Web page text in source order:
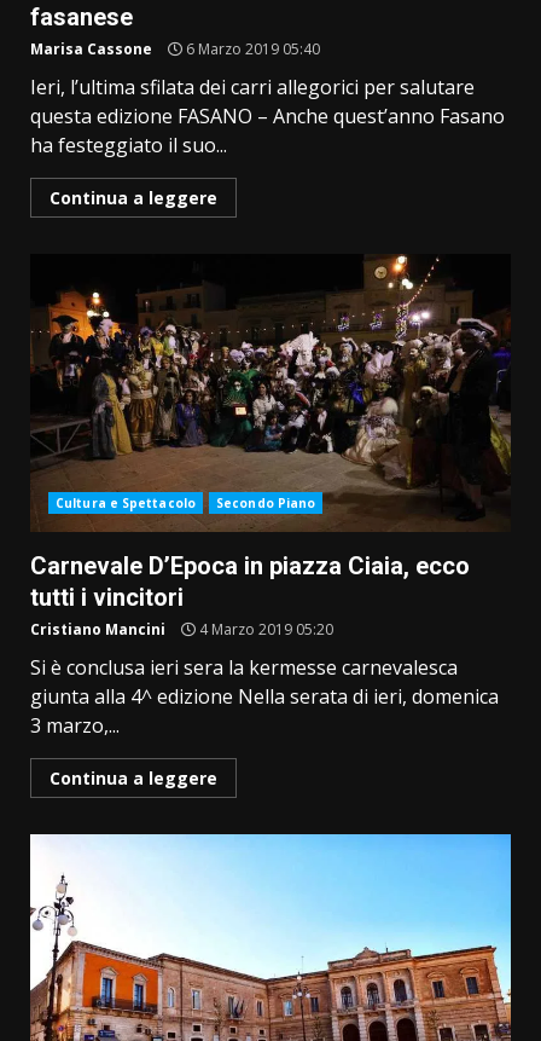
fasanese
Marisa Cassone 6 Marzo 2019 05:40
Ieri, l’ultima sfilata dei carri allegorici per salutare
questa edizione FASANO – Anche quest’anno Fasano
ha festeggiato il suo...
Continua a leggere
Cultura e Spettacolo Secondo Piano
Carnevale D’Epoca in piazza Ciaia, ecco
tutti i vincitori
Cristiano Mancini 4 Marzo 2019 05:20
Si è conclusa ieri sera la kermesse carnevalesca
giunta alla 4^ edizione Nella serata di ieri, domenica
3 marzo,...
Continua a leggere